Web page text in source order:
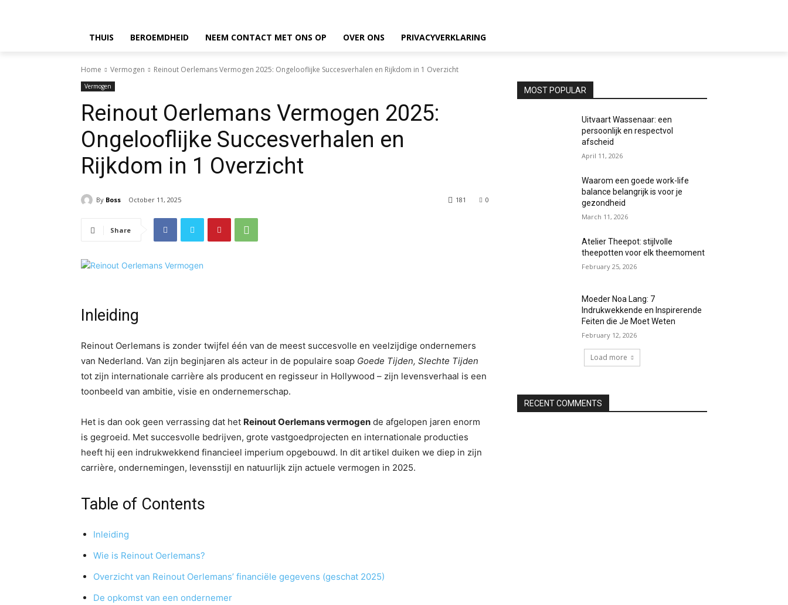
THUIS BEROEMDHEID NEEM CONTACT MET ONS OP OVER ONS PRIVACYVERKLARING
Home Vermogen Reinout Oerlemans Vermogen 2025: Ongelooflijke Succesverhalen en Rijkdom in 1 Overzicht
Vermogen
Reinout Oerlemans Vermogen 2025:
Ongelooflijke Succesverhalen en
Rijkdom in 1 Overzicht
By Boss October 11, 2025 0
181
Share
Inleiding
Reinout Oerlemans is zonder twijfel één van de meest succesvolle en veelzijdige ondernemers
van Nederland. Van zijn beginjaren als acteur in de populaire soap Goede Tijden, Slechte Tijden
tot zijn internationale carrière als producent en regisseur in Hollywood – zijn levensverhaal is een
toonbeeld van ambitie, visie en ondernemerschap.
Het is dan ook geen verrassing dat het Reinout Oerlemans vermogen de afgelopen jaren enorm
is gegroeid. Met succesvolle bedrijven, grote vastgoedprojecten en internationale producties
heeft hij een indrukwekkend financieel imperium opgebouwd. In dit artikel duiken we diep in zijn
carrière, ondernemingen, levensstijl en natuurlijk zijn actuele vermogen in 2025.
Table of Contents
Inleiding
Wie is Reinout Oerlemans?
Overzicht van Reinout Oerlemans’ financiële gegevens (geschat 2025)
De opkomst van een ondernemer
MOST POPULAR
Uitvaart Wassenaar: een
persoonlijk en respectvol
afscheid
April 11, 2026
Waarom een goede work-life
balance belangrijk is voor je
gezondheid
March 11, 2026
Atelier Theepot: stijlvolle
theepotten voor elk theemoment
February 25, 2026
Moeder Noa Lang: 7
Indrukwekkende en Inspirerende
Feiten die Je Moet Weten
February 12, 2026
Load more
RECENT COMMENTS